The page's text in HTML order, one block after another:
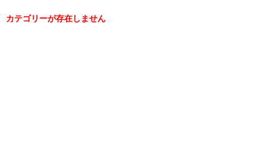
カテゴリーが存在しません